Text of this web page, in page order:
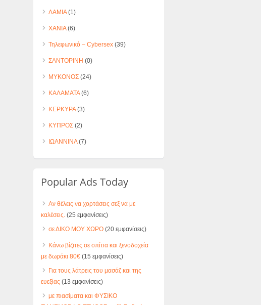
ΛΑΜΙΑ(1)
ΧΑΝΙΑ(6)
Τηλεφωνικό – Cybersex(39)
ΣΑΝΤΟΡΙΝΗ (0)
ΜΥΚΟΝΟΣ(24)
ΚΑΛΑΜΑΤΑ(6)
ΚΕΡΚΥΡΑ(3)
ΚΥΠΡΟΣ(2)
ΙΩΑΝΝΙΝΑ(7)
Popular Ads Today
Αν θέλεις να χορτάσεις σεξ να με
καλέσεις.(25 εμφανίσεις)
σε ΔΙΚΟ ΜΟΥ ΧΩΡΟ(20 εμφανίσεις)
Κάνω βίζιτες σε σπίτια και ξενοδοχεία
με δωράκι 80€(15 εμφανίσεις)
Για τους λάτρεις του μασάζ και της
ευεξίας (13 εμφανίσεις)
με πιασίματα και ΦΥΣΙΚΟ